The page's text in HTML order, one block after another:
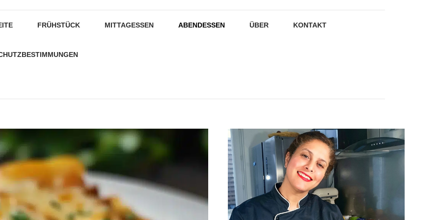
FRÜHSTÜCK MITTAGESSEN ABENDESSEN ÜBER KONTAKT